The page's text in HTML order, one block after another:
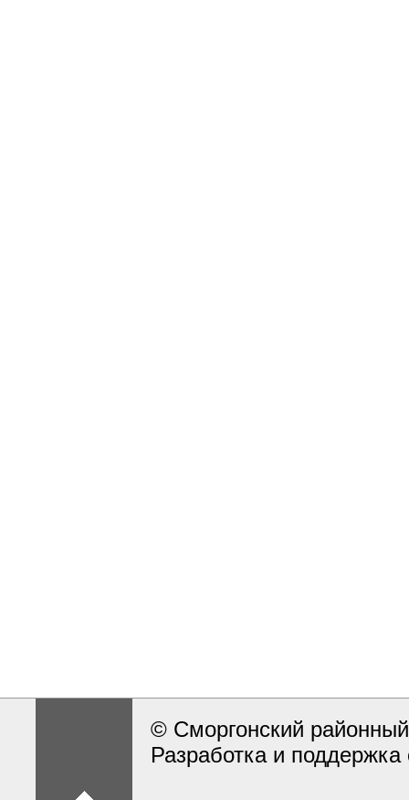
© Сморгонский
Разработка и поддержка